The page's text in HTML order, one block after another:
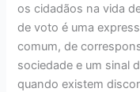
os cidadãos na vida
de voto é uma
comum, de
sociedade e um sinal
quando existem